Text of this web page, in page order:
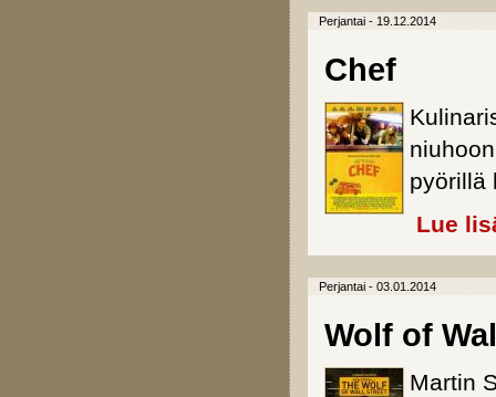
Perjantai - 19.12.2014
Chef
pyörillä
Lue
Perjantai - 03.01.2014
Wolf of
Martin